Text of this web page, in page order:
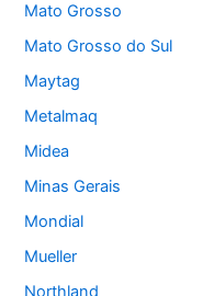
Mato Grosso
Mato Grosso do Sul
Maytag
Metalmaq
Midea
Minas Gerais
Mondial
Mueller
Northland